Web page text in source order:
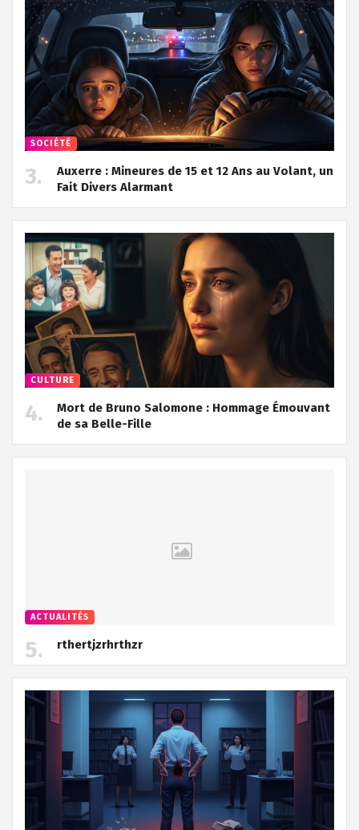
SOCIÉTÉ
Auxerre : Mineures de 15 et 12 Ans au Volant, un
Fait Divers Alarmant
CULTURE
Mort de Bruno Salomone : Hommage Émouvant
de sa Belle-Fille
ACTUALITÉS
rthertjzrhrthzr